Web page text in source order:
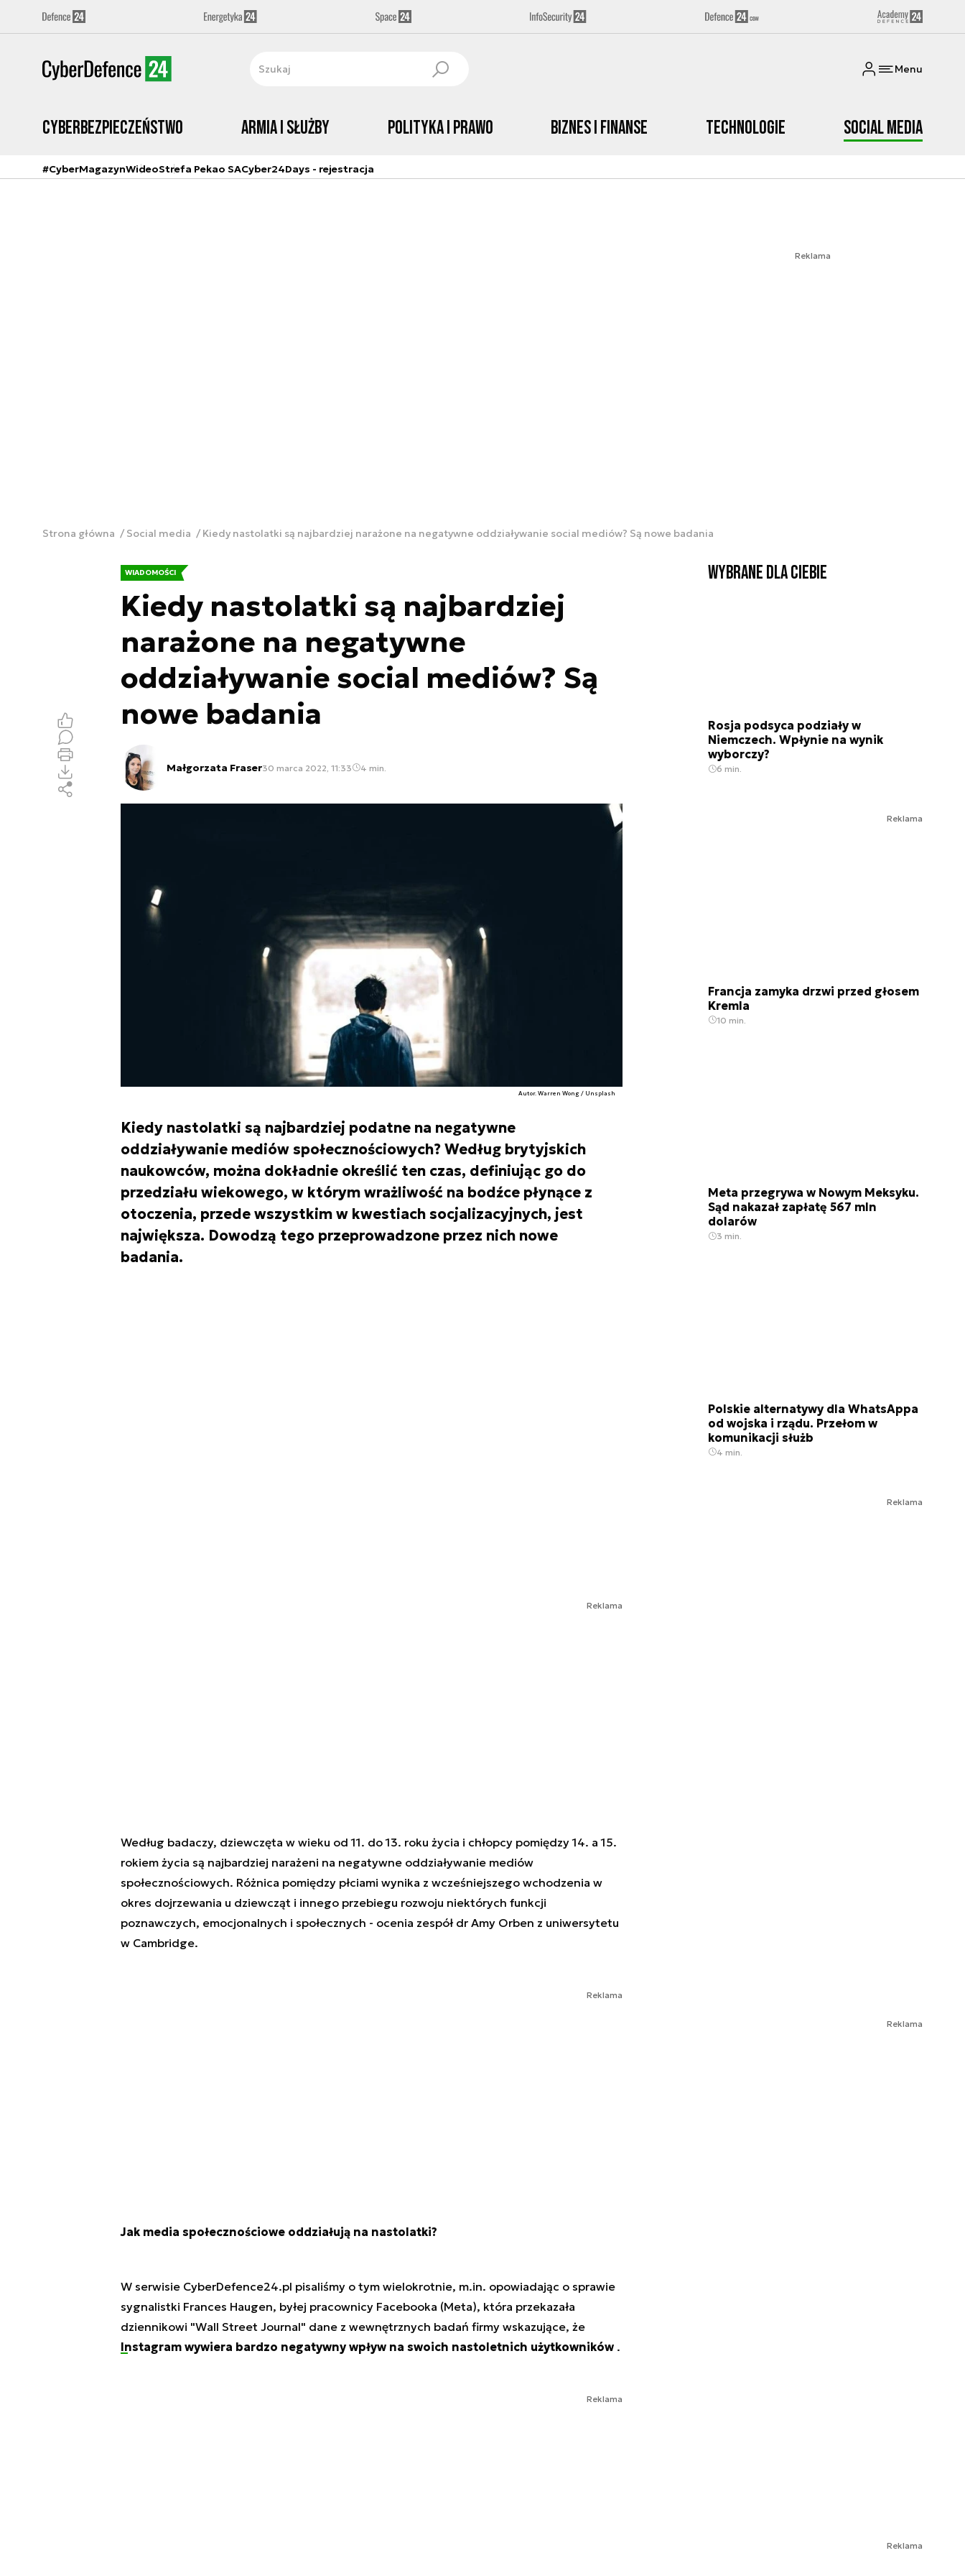
Menu
Cyberbezpieczeństwo Armia i Służby Polityka i prawo Biznes i Finanse Technologie Social media
#CyberMagazynWideoStrefa Pekao SACyber24Days - rejestracja
Reklama
Strona główna Social media Kiedy nastolatki są najbardziej narażone na negatywne oddziaływanie social mediów? Są nowe badania
WIADOMOŚCI
Kiedy nastolatki są najbardziej
narażone na negatywne
oddziaływanie social mediów? Są
nowe badania
Małgorzata Fraser30 marca 2022, 11:33 4 min.
Autor. Warren Wong / Unsplash
Kiedy nastolatki są najbardziej podatne na negatywne
oddziaływanie mediów społecznościowych? Według brytyjskich
naukowców, można dokładnie określić ten czas, definiując go do
przedziału wiekowego, w którym wrażliwość na bodźce płynące z
otoczenia, przede wszystkim w kwestiach socjalizacyjnych, jest
największa. Dowodzą tego przeprowadzone przez nich nowe
badania.
Reklama
Według badaczy, dziewczęta w wieku od 11. do 13. roku życia i chłopcy pomiędzy 14. a 15.
rokiem życia są najbardziej narażeni na negatywne oddziaływanie mediów
społecznościowych. Różnica pomiędzy płciami wynika z wcześniejszego wchodzenia w
okres dojrzewania u dziewcząt i innego przebiegu rozwoju niektórych funkcji
poznawczych, emocjonalnych i społecznych - ocenia zespół dr Amy Orben z uniwersytetu
w Cambridge.
Reklama
Jak media społecznościowe oddziałują na nastolatki?
W serwisie CyberDefence24.pl pisaliśmy o tym wielokrotnie, m.in. opowiadając o sprawie
sygnalistki Frances Haugen, byłej pracownicy Facebooka (Meta), która przekazała
dziennikowi "Wall Street Journal" dane z wewnętrznych badań firmy wskazujące, że
Instagram wywiera bardzo negatywny wpływ na swoich nastoletnich użytkowników .
Reklama
Wybrane dla Ciebie
Rosja podsyca podziały w
Niemczech. Wpłynie na wynik
wyborczy?
6 min.
Reklama
Francja zamyka drzwi przed głosem
Kremla
10 min.
Meta przegrywa w Nowym Meksyku.
Sąd nakazał zapłatę 567 mln
dolarów
3 min.
Polskie alternatywy dla WhatsAppa
od wojska i rządu. Przełom w
komunikacji służb
4 min.
Reklama
Reklama
Reklama